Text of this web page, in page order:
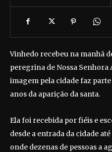
Vinhedo recebeu na manhã
peregrina de Nossa Senhora
imagem pela cidade faz
anos da aparição da santa.
Ela foi recebida por fiéis e
desde a entrada da cidade
onde dezenas de pessoas a